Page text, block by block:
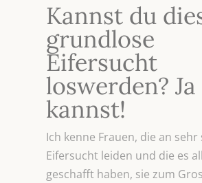
Kannst du
grundlose
Eifersucht
loswerden?
kannst!
Ich kenne Frauen, die an
Eifersucht leiden und die es
geschafft haben, sie zum